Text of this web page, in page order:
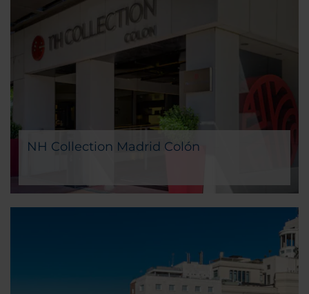
NH Collection Madrid Colón